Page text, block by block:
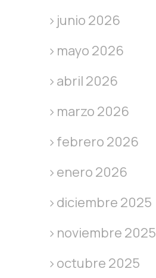
junio 2026
mayo 2026
abril 2026
marzo 2026
febrero 2026
enero 2026
diciembre 2025
noviembre 2025
octubre 2025